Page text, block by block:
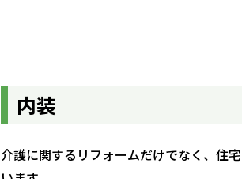
内装
介護に関するリフォームだけでなく、住